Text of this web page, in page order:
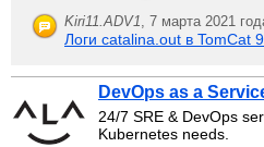
Kiri11.ADV1, 7 марта 2021
Логи catalina.out в TomCat
DevOps as a
24/7 SRE & DevOps
Kubernetes needs.